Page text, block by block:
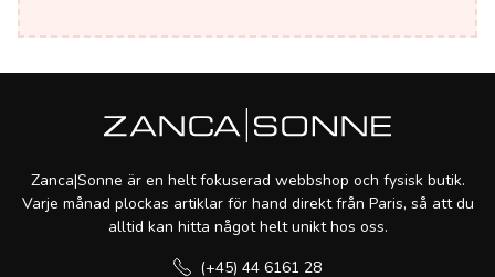
Zanca|Sonne är en helt fokuserad webbshop och fysisk butik.
Varje månad plockas artiklar för hand direkt från Paris, så att du
alltid kan hitta något helt unikt hos oss.
(+45) 44 6161 28